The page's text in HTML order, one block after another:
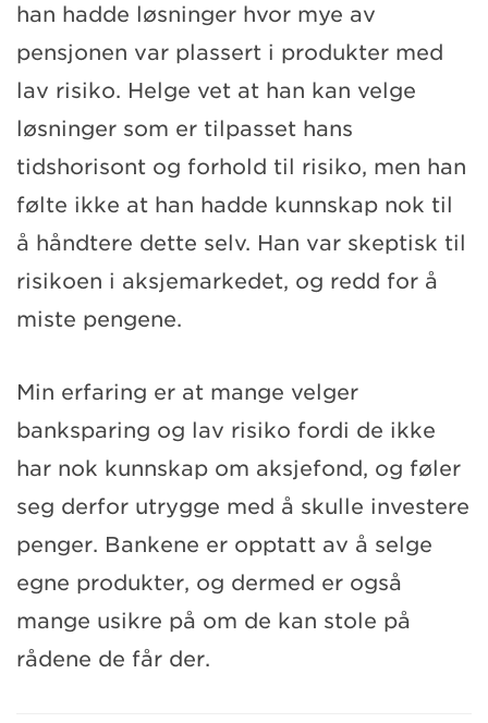
han hadde løsninger hvor mye av
pensjonen var plassert i produkter med
lav risiko. Helge vet at han kan velge
løsninger som er tilpasset hans
tidshorisont og forhold til risiko, men han
følte ikke at han hadde kunnskap nok til
å håndtere dette selv. Han var skeptisk til
risikoen i aksjemarkedet, og redd for å
miste pengene.
Min erfaring er at mange velger
banksparing og lav risiko fordi de ikke
har nok kunnskap om aksjefond, og føler
seg derfor utrygge med å skulle investere
penger. Bankene er opptatt av å selge
egne produkter, og dermed er også
mange usikre på om de kan stole på
rådene de får der.